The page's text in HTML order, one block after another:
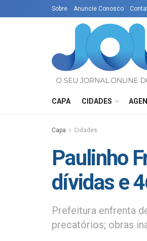
Sobre Anuncie Conosco
CAPA CIDADES
Capa Cidades
Paulinho
dívidas e
Prefeitura enfrenta
precatórios; obras